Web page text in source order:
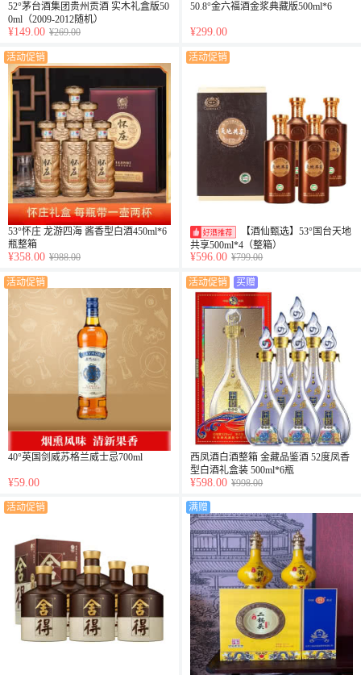
52°茅台酒集团贵州贡酒 实木礼盒版50
0ml（2009-2012随机）
¥149.00 ¥269.00
50.8°金六福酒金浆典藏版500ml*6
¥299.00
活动促销
53°怀庄 龙游四海 酱香型白酒450ml*6
瓶整箱
¥358.00 ¥988.00
活动促销
【酒仙甄选】53°国台天地
共享500ml*4（整箱）
¥596.00 ¥799.00
活动促销
40°英国剑威苏格兰威士忌700ml
¥59.00
活动促销 买赠
西凤酒白酒整箱 金藏品鉴酒 52度凤香
型白酒礼盒装 500ml*6瓶
¥598.00 ¥998.00
活动促销 满赠